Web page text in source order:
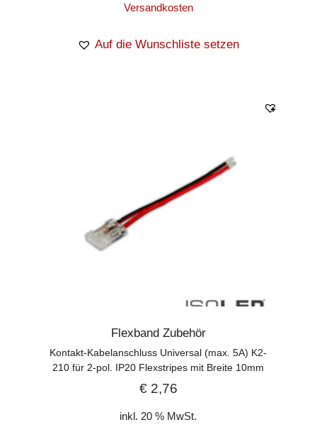
Versandkosten
Auf die Wunschliste setzen
Flexband Zubehör
Kontakt-Kabelanschluss Universal (max. 5A) K2-
210 für 2-pol. IP20 Flexstripes mit Breite 10mm
€2,76
inkl. 20 % MwSt.